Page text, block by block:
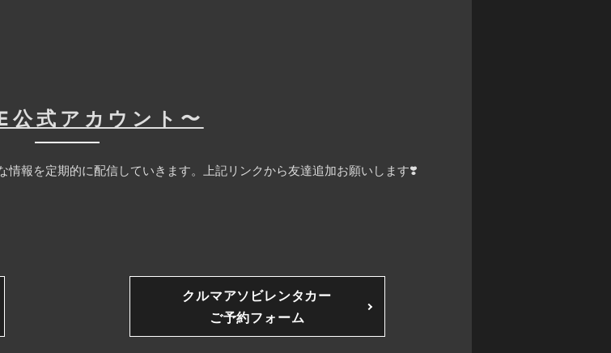
公式アカウント〜
情報を定期的に配信していきます。上記リンクから友達追加お願いします❣️
クルマアソビレンタカー
ご予約フォーム